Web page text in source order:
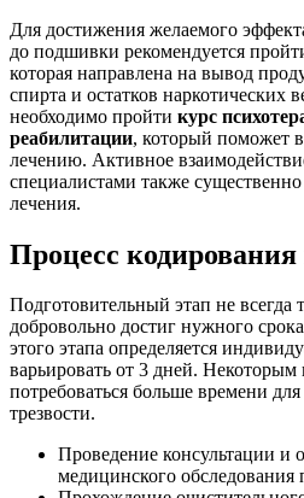
Для достижения желаемого
до подшивки рекомендуется
которая направлена на вывод
спирта и остатков наркотических
необходимо пройти курс
реабилитации, который поможет
лечению. Активное
специалистами также
лечения.
Процесс
Подготовительный этап не всегда
добровольно достиг нужного
этого этапа определяется
варьировать от 3 дней.
потребоваться больше времени
трезвости.
Проведение консультации и
медицинского обследования